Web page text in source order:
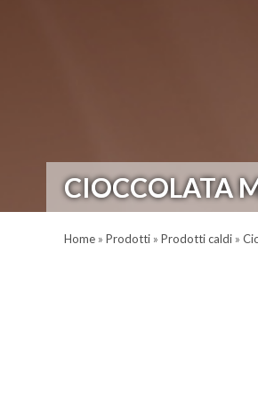
CIOCCOLATA
Home » Prodotti » Prodotti caldi »